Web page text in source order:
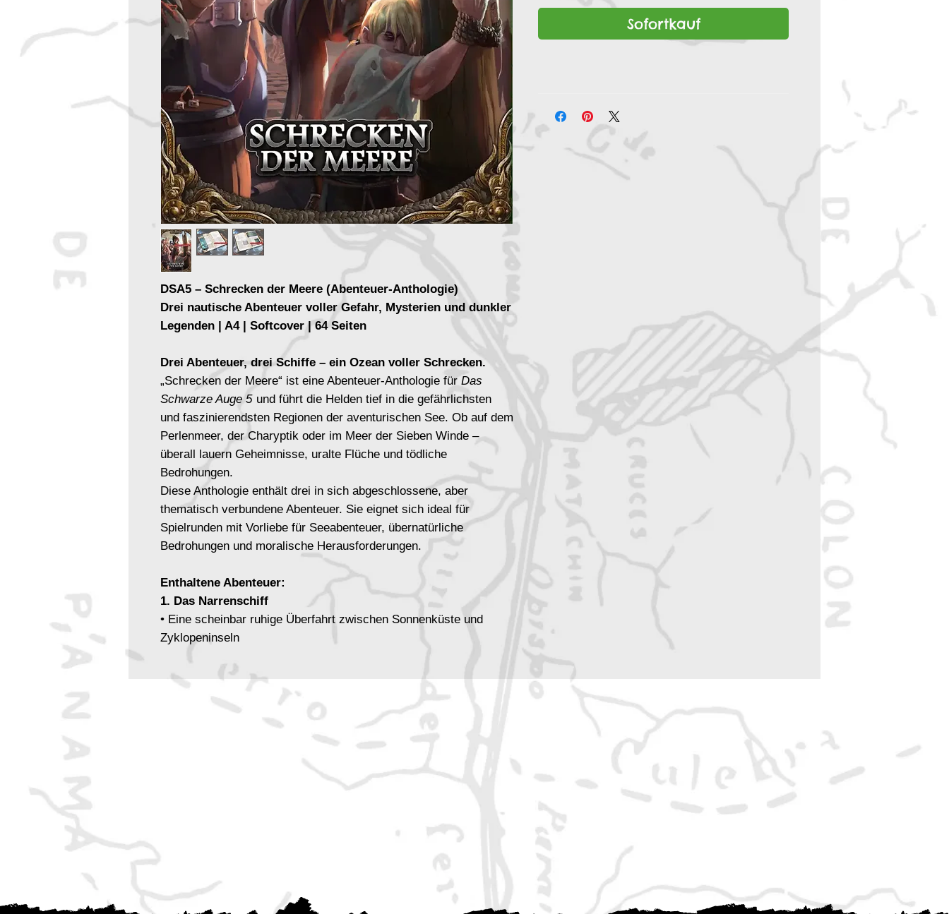
DSA5 – Schrecken der Meere (Abenteuer-Anthologie)
Drei nautische Abenteuer voller Gefahr, Mysterien und dunkler
Legenden | A4 | Softcover | 64 Seiten
Drei Abenteuer, drei Schiffe – ein Ozean voller Schrecken.
„Schrecken der Meere“ ist eine Abenteuer-Anthologie für Das
Schwarze Auge 5 und führt die Helden tief in die gefährlichsten
und faszinierendsten Regionen der aventurischen See. Ob auf dem
Perlenmeer, der Charyptik oder im Meer der Sieben Winde –
überall lauern Geheimnisse, uralte Flüche und tödliche
Bedrohungen.
Diese Anthologie enthält drei in sich abgeschlossene, aber
thematisch verbundene Abenteuer. Sie eignet sich ideal für
Spielrunden mit Vorliebe für Seeabenteuer, übernatürliche
Bedrohungen und moralische Herausforderungen.
Enthaltene Abenteuer:
1. Das Narrenschiff
• Eine scheinbar ruhige Überfahrt zwischen Sonnenküste und
Zyklopeninseln
rätselhafte Botschaft
• Ein Abenteuer zwischen Spuk, Wahn und Seemannsgarn
2. Das Erbe der Blutigen See
• Eine Reise durchs Perlenmeer mit düsterer Wendung
• Konfrontation mit einem vergessenen Schrecken aus Mishkaras
• Atmosphäre von Bedrohung, Wahnsinn und blutiger Geschichte
• Antike Geheimnisse, gefährliche Fallen und al’anfanische
• Rätsel, Action und ein uraltes Mysterium in einem
Sofortkauf